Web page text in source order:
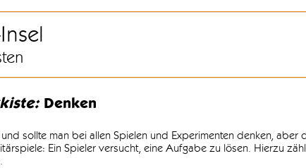
Denken
sollte man bei allen Spielen und Experimenten denken,
Ein Spieler versucht, eine Aufgabe zu lösen. Hierzu